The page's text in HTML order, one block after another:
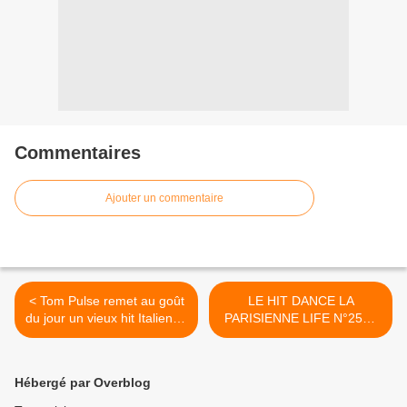
Commentaires
Ajouter un commentaire
< Tom Pulse remet au goût
du jour un vieux hit Italien et
on adore !
LE HIT DANCE LA
PARISIENNE LIFE N°258 -
19 FEVRIER 2021 >
Hébergé par Overblog